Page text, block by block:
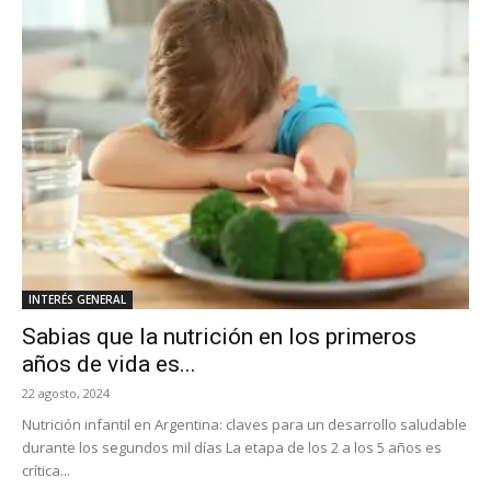
INTERÉS GENERAL
Sabias que la nutrición en los primeros
años de vida es...
22 agosto, 2024
Nutrición infantil en Argentina: claves para un desarrollo saludable
durante los segundos mil días La etapa de los 2 a los 5 años es
crítica...